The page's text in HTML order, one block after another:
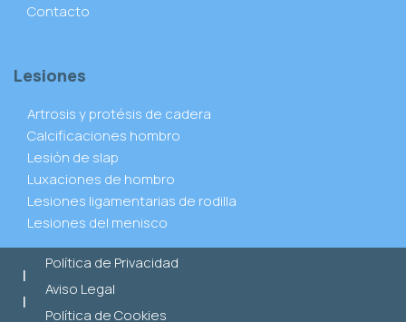
Contacto
Lesiones
Artrosis y protésis de cadera
Calcificaciones hombro
Lesión de slap
Luxaciones de hombro
Lesiones ligamentarias de rodilla
Lesiones del menisco
Política de Privacidad
|
Aviso Legal
|
Política de Cookies